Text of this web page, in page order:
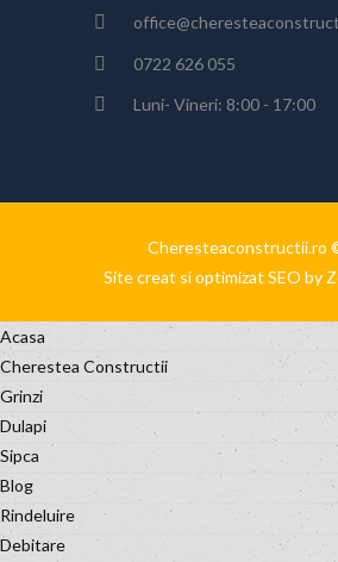
0722 626 055
Luni- Vineri: 8:00 - 17:00
Cheresteaconstructii.ro
Site creat si optimizat SEO by
Acasa
Cherestea Constructii
Grinzi
Dulapi
Sipca
Blog
Rindeluire
Debitare